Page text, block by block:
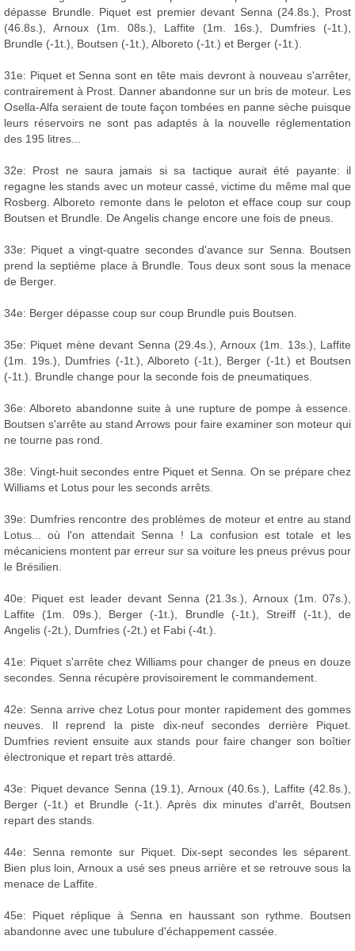
dépasse Brundle. Piquet est premier devant Senna (24.8s.), Prost
(46.8s.), Arnoux (1m. 08s.), Laffite (1m. 16s.), Dumfries (-1t.),
Brundle (-1t.), Boutsen (-1t.), Alboreto (-1t.) et Berger (-1t.).
31e: Piquet et Senna sont en tête mais devront à nouveau s'arrêter,
contrairement à Prost. Danner abandonne sur un bris de moteur. Les
Osella-Alfa seraient de toute façon tombées en panne sèche puisque
leurs réservoirs ne sont pas adaptés à la nouvelle réglementation
des 195 litres...
32e: Prost ne saura jamais si sa tactique aurait été payante: il
regagne les stands avec un moteur cassé, victime du même mal que
Rosberg. Alboreto remonte dans le peloton et efface coup sur coup
Boutsen et Brundle. De Angelis change encore une fois de pneus.
33e: Piquet a vingt-quatre secondes d'avance sur Senna. Boutsen
prend la septième place à Brundle. Tous deux sont sous la menace
de Berger.
34e: Berger dépasse coup sur coup Brundle puis Boutsen.
35e: Piquet mène devant Senna (29.4s.), Arnoux (1m. 13s.), Laffite
(1m. 19s.), Dumfries (-1t.), Alboreto (-1t.), Berger (-1t.) et Boutsen
(-1t.). Brundle change pour la seconde fois de pneumatiques.
36e: Alboreto abandonne suite à une rupture de pompe à essence.
Boutsen s'arrête au stand Arrows pour faire examiner son moteur qui
ne tourne pas rond.
38e: Vingt-huit secondes entre Piquet et Senna. On se prépare chez
Williams et Lotus pour les seconds arrêts.
39e: Dumfries rencontre des problèmes de moteur et entre au stand
Lotus... où l'on attendait Senna ! La confusion est totale et les
mécaniciens montent par erreur sur sa voiture les pneus prévus pour
le Brésilien.
40e: Piquet est leader devant Senna (21.3s.), Arnoux (1m. 07s.),
Laffite (1m. 09s.), Berger (-1t.), Brundle (-1t.), Streiff (-1t.), de
Angelis (-2t.), Dumfries (-2t.) et Fabi (-4t.).
41e: Piquet s'arrête chez Williams pour changer de pneus en douze
secondes. Senna récupère provisoirement le commandement.
42e: Senna arrive chez Lotus pour monter rapidement des gommes
neuves. Il reprend la piste dix-neuf secondes derrière Piquet.
Dumfries revient ensuite aux stands pour faire changer son boîtier
électronique et repart très attardé.
43e: Piquet devance Senna (19.1), Arnoux (40.6s.), Laffite (42.8s.),
Berger (-1t.) et Brundle (-1t.). Après dix minutes d'arrêt, Boutsen
repart des stands.
44e: Senna remonte sur Piquet. Dix-sept secondes les séparent.
Bien plus loin, Arnoux a usé ses pneus arrière et se retrouve sous la
menace de Laffite.
45e: Piquet réplique à Senna en haussant son rythme. Boutsen
abandonne avec une tubulure d'échappement cassée.